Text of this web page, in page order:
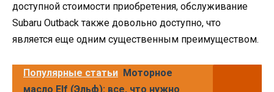
доступной стоимости приобретения, обслуживание
Subaru Outback также довольно доступно, что
является еще одним существенным преимуществом.
Популярные статьи Моторное
масло Elf (Эльф): все, что нужно